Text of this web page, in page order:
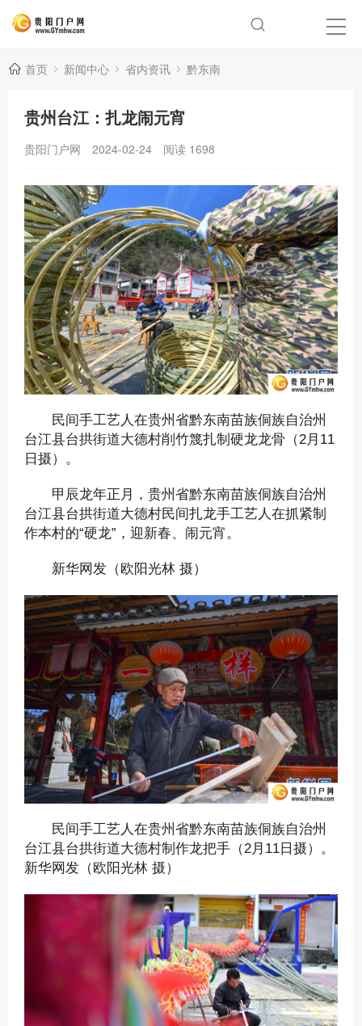
首页 新闻中心 省内资讯 黔东南
贵州台江：扎龙闹元宵
贵阳门户网 2024-02-24 阅读 1698
民间手工艺人在贵州省黔东南苗族侗族自治州
台江县台拱街道大德村削竹篾扎制硬龙龙骨（2月11
日摄）。
甲辰龙年正月，贵州省黔东南苗族侗族自治州
台江县台拱街道大德村民间扎龙手工艺人在抓紧制
作本村的“硬龙”，迎新春、闹元宵。
新华网发（欧阳光林 摄）
民间手工艺人在贵州省黔东南苗族侗族自治州
台江县台拱街道大德村制作龙把手（2月11日摄）。
新华网发（欧阳光林 摄）